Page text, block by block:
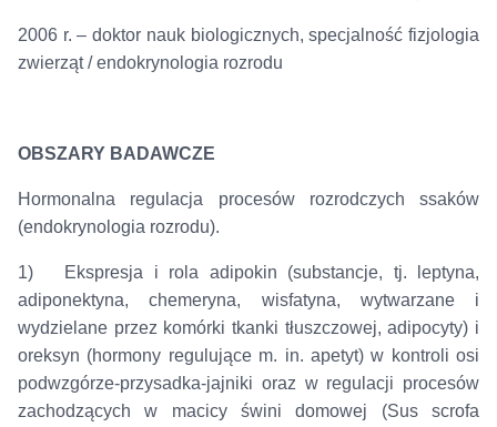
2006 r. – doktor nauk biologicznych, specjalność fizjologia
zwierząt / endokrynologia rozrodu
OBSZARY BADAWCZE
Hormonalna regulacja procesów rozrodczych ssaków
(endokrynologia rozrodu).
1) Ekspresja i rola adipokin (substancje, tj. leptyna,
adiponektyna, chemeryna, wisfatyna, wytwarzane i
wydzielane przez komórki tkanki tłuszczowej, adipocyty) i
oreksyn (hormony regulujące m. in. apetyt) w kontroli osi
podwzgórze-przysadka-jajniki oraz w regulacji procesów
zachodzących w macicy świni domowej (Sus scrofa